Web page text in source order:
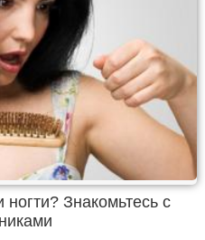
Знакомьтесь с